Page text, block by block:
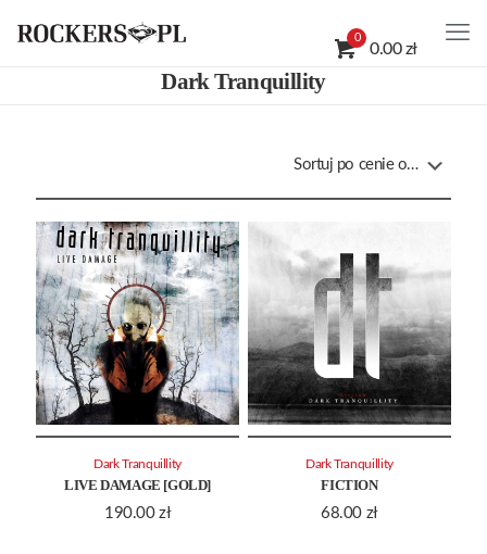
0
0.00 zł
Dark Tranquillity
LIVE DAMAGE [GOLD]
190.00 zł
Dark Tranquillity
FICTION
68.00 zł
Dark Tranquillity